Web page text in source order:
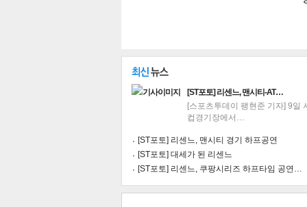
[ST포토] 리센느, 맨시티-AT…
[스포츠투데이 팽현준 기자] 9일
컵경기장에서…
[ST포토] 리센느, 맨시티 경기 하프공연
[ST포토] 대세가 된 리센느
[ST포토] 리센느, 쿠팡시리즈 하프타임 공연…